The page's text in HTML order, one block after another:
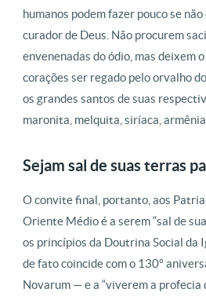
humanos podem fazer pouco se
curador de Deus. Não procurem
envenenadas do ódio, mas deixem
corações ser regado pelo orvalho
os grandes santos de suas
maronita, melquita, siríaca,
Sejam sal de suas terras
O convite final, portanto, aos
Oriente Médio é a serem “sal de
os princípios da Doutrina Social da
de fato coincide com o 130º
Novarum — e a “viverem a